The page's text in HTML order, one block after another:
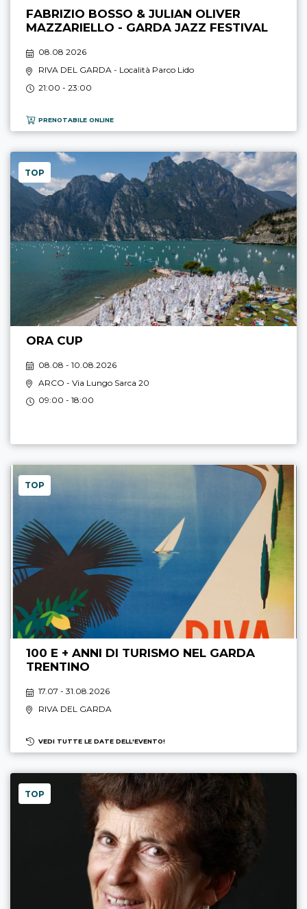
FABRIZIO BOSSO & JULIAN OLIVER
MAZZARIELLO - GARDA JAZZ FESTIVAL
08.08 2026
RIVA DEL GARDA - Località Parco Lido
21:00 - 23:00
PRENOTABILE ONLINE
TOP
ORA CUP
08.08 - 10.08.2026
ARCO - Via Lungo Sarca 20
09:00 - 18:00
TOP
100 E + ANNI DI TURISMO NEL GARDA
TRENTINO
17.07 - 31.08.2026
RIVA DEL GARDA
VEDI TUTTE LE DATE DELL'EVENTO!
TOP